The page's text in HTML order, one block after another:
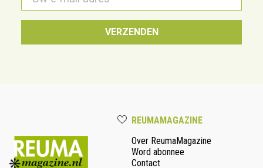
mail
*
REUMAMAGAZINE
Over ReumaMagazine
Word abonnee
Contact